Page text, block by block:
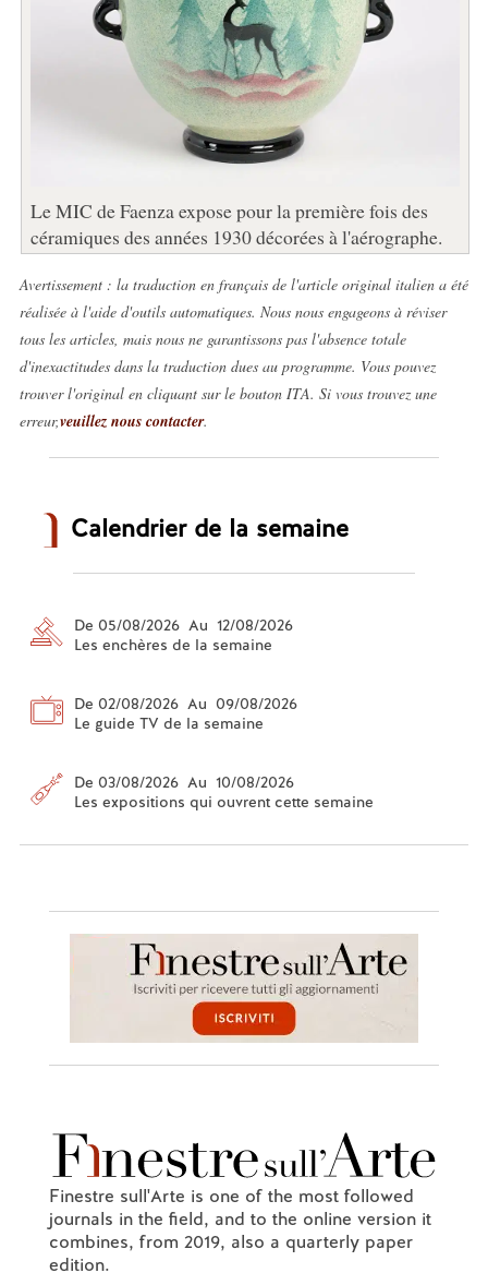
Le MIC de Faenza expose pour la première fois des
céramiques des années 1930 décorées à l'aérographe.
Avertissement : la traduction en français de l'article original italien a été
réalisée à l'aide d'outils automatiques. Nous nous engageons à réviser
tous les articles, mais nous ne garantissons pas l'absence totale
d'inexactitudes dans la traduction dues au programme. Vous pouvez
trouver l'original en cliquant sur le bouton ITA. Si vous trouvez une
erreur,veuillez nous contacter.
Calendrier de la semaine
De 05/08/2026 Au 12/08/2026
Les enchères de la semaine
De 02/08/2026 Au 09/08/2026
Le guide TV de la semaine
De 03/08/2026 Au 10/08/2026
Les expositions qui ouvrent cette semaine
Finestre sull'Arte is one of the most followed
journals in the field, and to the online version it
combines, from 2019, also a quarterly paper
edition.